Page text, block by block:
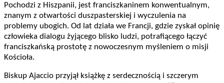
Pochodzi z Hiszpanii, jest franciszkaninem konwentualnym,
znanym z otwartości duszpasterskiej i wyczulenia na
problemy ubogich. Od lat działa we Francji, gdzie zyskał opinię
człowieka dialogu żyjącego blisko ludzi, potrafiącego łączyć
franciszkańską prostotę z nowoczesnym myśleniem o misji
Kościoła.
Biskup Ajaccio przyjął książkę z serdecznością i szczerym